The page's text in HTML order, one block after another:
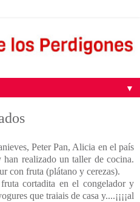
▼
Peter Pan, Alicia en el país
realizado un taller de cocina.
con fruta (plátano y cerezas).
cortadita en el congelador y
que traiais de casa y....¡¡¡¡al